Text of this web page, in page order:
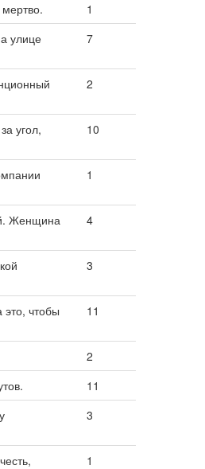
1
улице
7
2
угол,
10
1
Женщина
4
3
чтобы
11
2
11
3
1